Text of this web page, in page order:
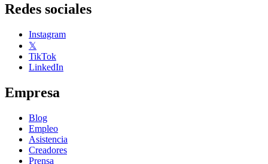
Redes sociales
Instagram
𝕏
TikTok
LinkedIn
Empresa
Blog
Empleo
Asistencia
Creadores
Prensa